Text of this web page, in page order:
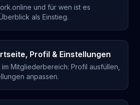
und für wen ist es
als Einstieg.
Profil & Einstellungen
Mitgliederbereich: Profil ausfüllen,
anpassen.